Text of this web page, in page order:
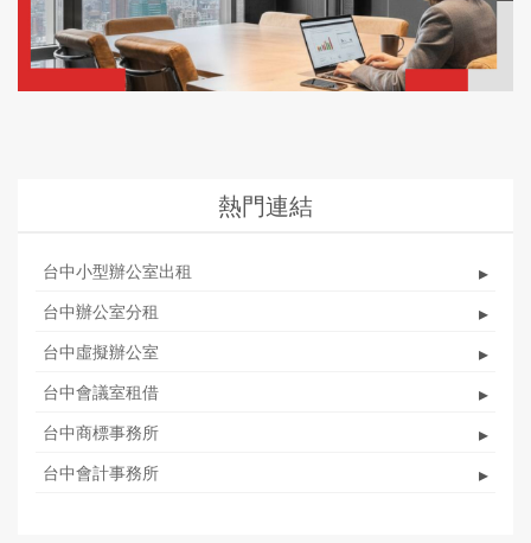
熱門連結
台中小型辦公室出租 ▸
台中辦公室分租 ▸
台中虛擬辦公室 ▸
台中會議室租借 ▸
台中商標事務所 ▸
台中會計事務所 ▸